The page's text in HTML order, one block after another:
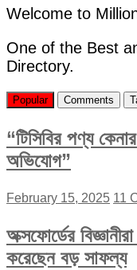
Welcome to
One of the Best
Directory.
Popular Comments
“টিসিবির পণ্য
অভিযোগ”
February 15, 2025 11
অক্সফোর্ডের
করেছেন বড় সাফল্য